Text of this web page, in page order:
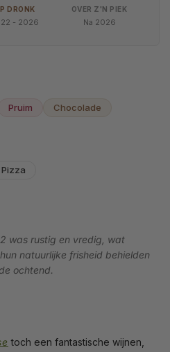
DRONK
- 2026
OVER Z'N PIEK
Na 2026
Pruim
Chocolade
Pizza
was rustig en vredig, wat
natuurlijke frisheid behielden
ochtend.
toch een fantastische wijnen,